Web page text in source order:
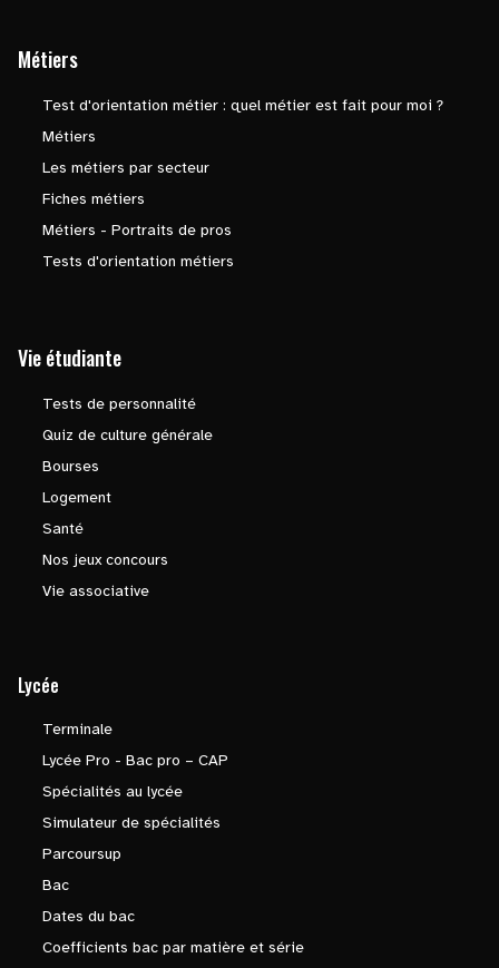
Métiers
Test d'orientation métier : quel métier est fait pour moi ?
Métiers
Les métiers par secteur
Fiches métiers
Métiers - Portraits de pros
Tests d'orientation métiers
Vie étudiante
Tests de personnalité
Quiz de culture générale
Bourses
Logement
Santé
Nos jeux concours
Vie associative
Lycée
Terminale
Lycée Pro - Bac pro – CAP
Spécialités au lycée
Simulateur de spécialités
Parcoursup
Bac
Dates du bac
Coefficients bac par matière et série